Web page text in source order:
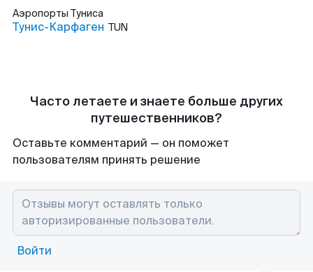
Аэропорты Туниса
Тунис-Карфаген TUN
Часто летаете и знаете больше других
путешественников?
Оставьте комментарий — он поможет
пользователям принять решение
Войти